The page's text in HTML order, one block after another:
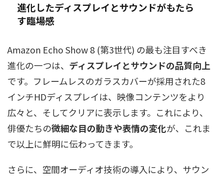
進化したディスプレイとサウンドがもたら
す臨場感
Amazon Echo Show 8 (第3世代) の最も注目すべき
進化の一つは、 ディスプレイとサウンドの品質向上
です。フレームレスのガラスカバーが採用された8
インチHDディスプレイは、映像コンテンツをより
広々と、そしてクリアに表示します。これにより、
俳優たちの微細な目の動きや表情の変化が、これま
で以上に鮮明に伝わってきます。
さらに、空間オーディオ技術の導入により、サウン